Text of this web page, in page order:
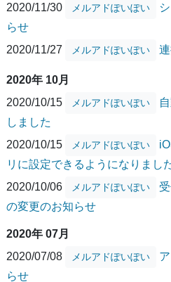
2020/11/30
メルアドぽいぽい
らせ
2020/11/27
メルアドぽいぽい
2020年 10月
2020/10/15
メルアドぽいぽい
しました
2020/10/15
メルアドぽいぽい
リに設定できるようになりまし
2020/10/06
メルアドぽいぽい
の変更のお知らせ
2020年 07月
2020/07/08
メルアドぽいぽい
らせ